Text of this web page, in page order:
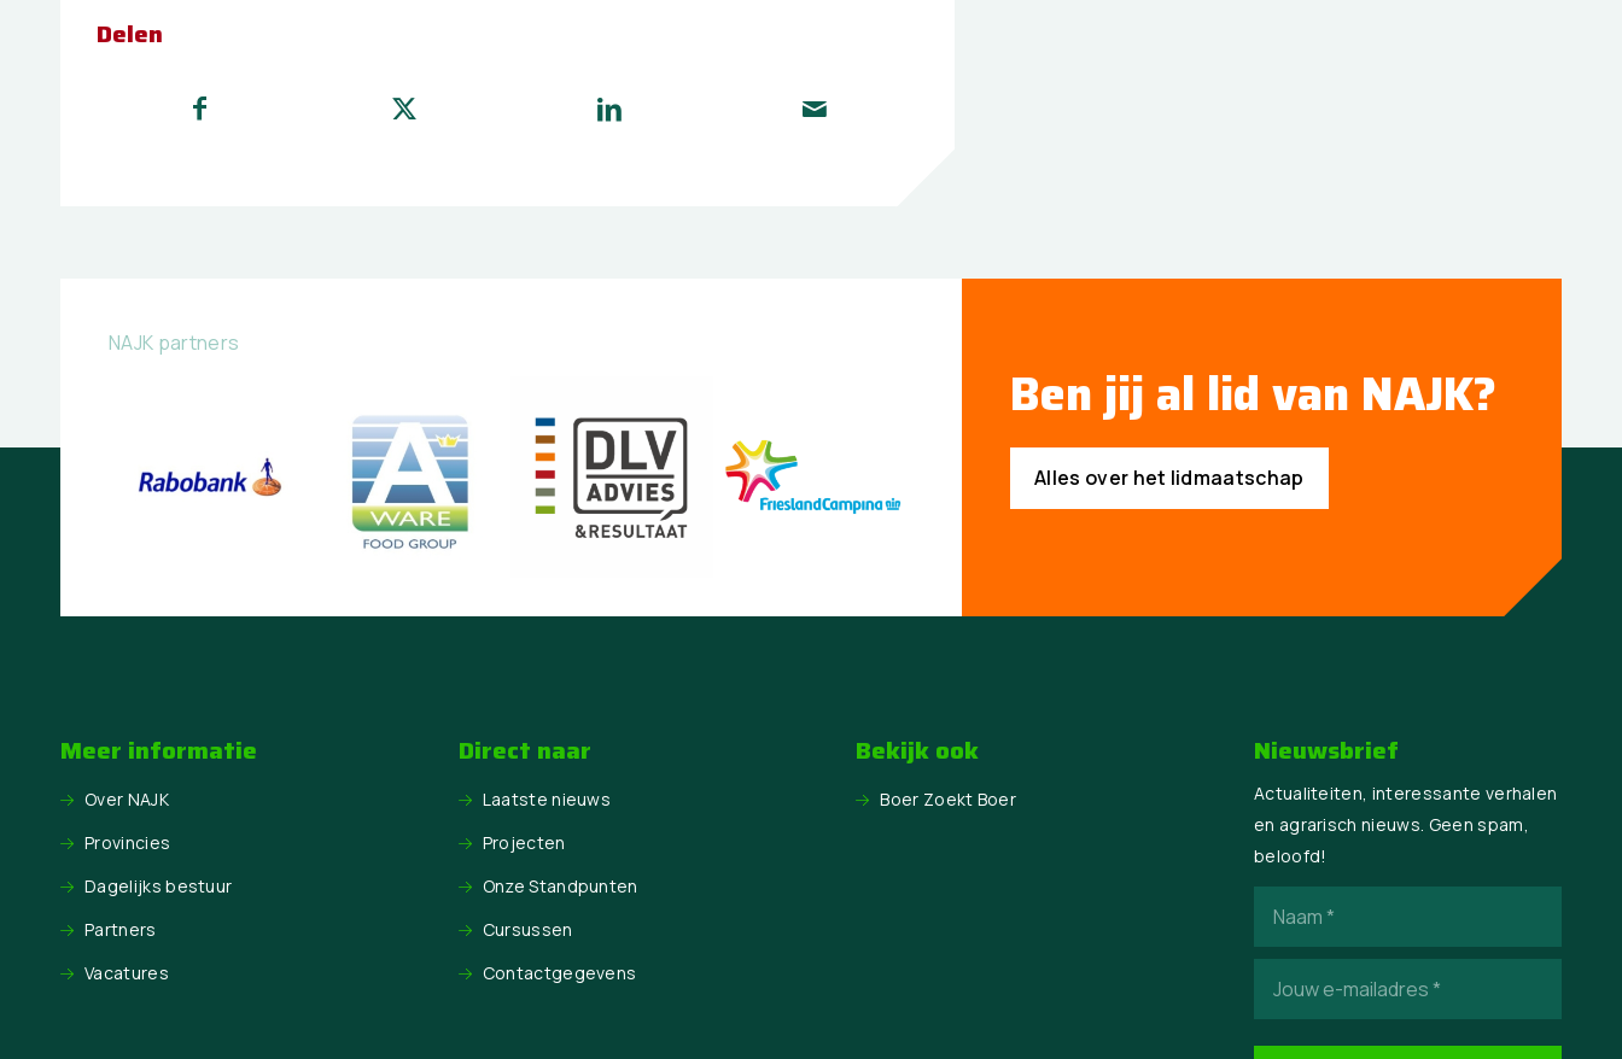
Delen
NAJK partners
Ben jij al lid van NAJK?
Alles over het lidmaatschap
Meer informatie
Over NAJK
Provincies
Dagelijks bestuur
Partners
Vacatures
Direct naar
Laatste nieuws
Projecten
Onze Standpunten
Cursussen
Contactgegevens
Bekijk ook
Boer Zoekt Boer
Nieuwsbrief
Actualiteiten, interessante verhalen
en agrarisch nieuws. Geen spam,
beloofd!
mailadres